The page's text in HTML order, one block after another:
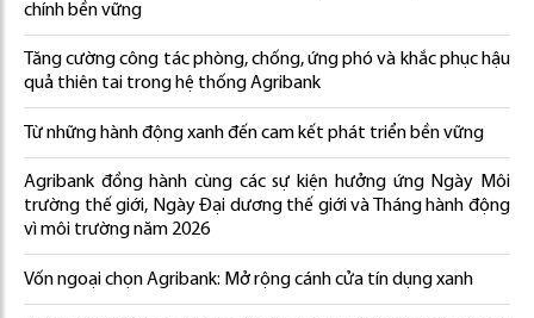
chính bền vững
Tăng cường công tác phòng, chống, ứng phó và khắc phục hậu
quả thiên tai trong hệ thống Agribank
Từ những hành động xanh đến cam kết phát triển bền vững
Agribank đồng hành cùng các sự kiện hưởng ứng Ngày Môi
trường thế giới, Ngày Đại dương thế giới và Tháng hành động
vì môi trường năm 2026
Vốn ngoại chọn Agribank: Mở rộng cánh cửa tín dụng xanh